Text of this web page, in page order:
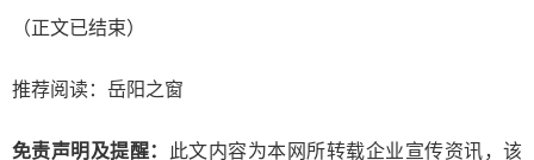
（正文已结束）
推荐阅读： 岳阳之窗
免责声明及提醒：
此文内容为本网所转载企业宣传资讯，该